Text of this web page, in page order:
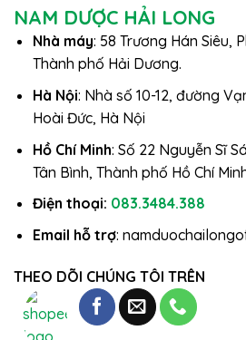
NAM DƯỢC HẢI LONG
Nhà máy: 58 Trương Hán Siêu,
Thành phố Hải Dương.
Hà Nội: Nhà số 10-12, đường
Hoài Đức, Hà Nội
Hồ Chí Minh: Số 22 Nguyễn Sĩ
Tân Bình, Thành phố Hồ Chí
Điện thoại: 083.3484.388
Email hỗ trợ:
THEO DÕI CHÚNG TÔI TRÊN